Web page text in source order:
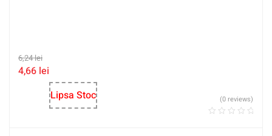
6,24lei
4,66 lei
Lipsa Stoc
(0 reviews)